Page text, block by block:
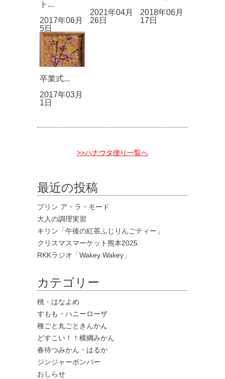
ト...
2017年06月
5日
2021年04月
26日
2018年06月
17日
卒業式...
2017年03月
1日
>>ハナウタ便り一覧へ
最近の投稿
プリン ア・ラ・モード
大人の調理実習
キリン「午後の紅茶ふじりんごティー」
クリスマスマーケット熊本2025
RKKラジオ「Wakey Wakey」
カテゴリー
桃・はなよめ
すもも・ハニーローザ
種ごと丸ごときんかん
どすこい！！横綱みかん
春待つみかん・はるか
ジンジャーボンバー
おしらせ